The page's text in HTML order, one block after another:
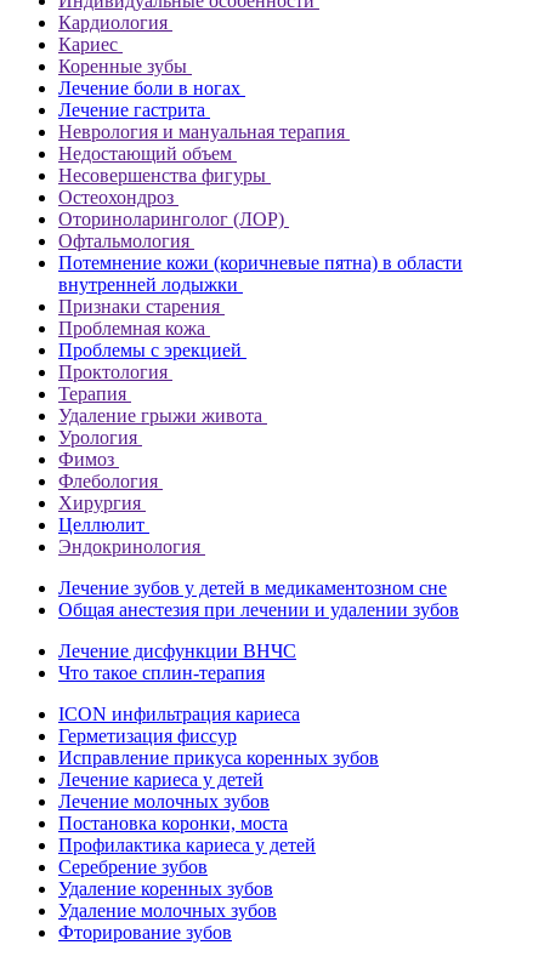
Кардиология
Кариес
Коренные зубы
Лечение боли в ногах
Лечение гастрита
Неврология и мануальная терапия
Недостающий объем
Несовершенства фигуры
Остеохондроз
Оториноларинголог (ЛОР)
Офтальмология
Потемнение кожи (коричневые пятна) в области
внутренней лодыжки
Признаки старения
Проблемная кожа
Проблемы с эрекцией
Проктология
Терапия
Удаление грыжи живота
Урология
Фимоз
Флебология
Хирургия
Целлюлит
Эндокринология
Лечение зубов у детей в медикаментозном сне
Общая анестезия при лечении и удалении зубов
Лечение дисфункции ВНЧС
Что такое сплин-терапия
ICON инфильтрация кариеса
Герметизация фиссур
Исправление прикуса коренных зубов
Лечение кариеса у детей
Лечение молочных зубов
Постановка коронки, моста
Профилактика кариеса у детей
Серебрение зубов
Удаление коренных зубов
Удаление молочных зубов
Фторирование зубов